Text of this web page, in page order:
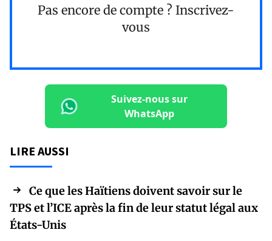
Pas encore de compte ? Inscrivez-
vous
Suivez-nous sur
WhatsApp
LIRE AUSSI
Ce que les Haïtiens doivent savoir sur le
TPS et l’ICE après la fin de leur statut légal aux
États-Unis